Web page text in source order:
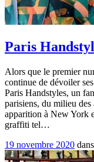
Paris
Alors que le premier
continue de dévoiler
Paris Handstyles, un
parisiens, du milieu des
apparition à New York
graffiti tel…
19 novembre 2020 dans